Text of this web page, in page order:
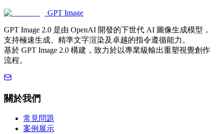
GPT Image
GPT Image 2.0 是由 OpenAI 開發的下世代 AI 圖像生成模型，
支持極速生成、精準文字渲染及卓越的指令遵循能力。
基於 GPT Image 2.0 構建，致力於以專業級輸出重塑視覺創作
流程。
關於我們
常見問題
案例展示